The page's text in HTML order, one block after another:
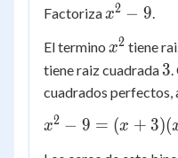
Factoriza x^2
- 9
x2 − 9.
El termino x^2
x2 tiene
tiene raiz cuadrada 3
3.
cuadrados perfectos,
x^2 -
x2 − 9 = (x + 3)(